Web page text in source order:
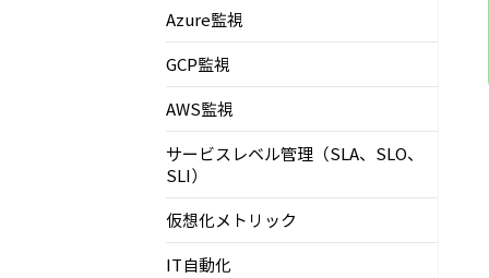
Azure監視
GCP監視
AWS監視
サービスレベル管理（SLA、SLO、
SLI）
仮想化メトリック
IT自動化